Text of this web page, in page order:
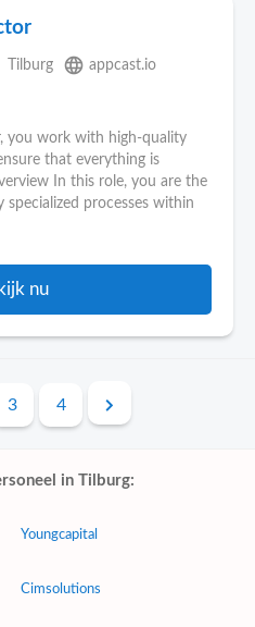
Tilburg language appcast.io
you work with high-quality
that everything is
In this role, you are the
processes within
nu
3 4
in Tilburg:
Youngcapital
Cimsolutions